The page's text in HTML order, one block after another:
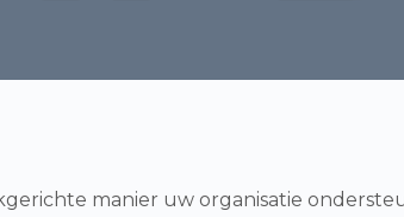
manier uw organisatie